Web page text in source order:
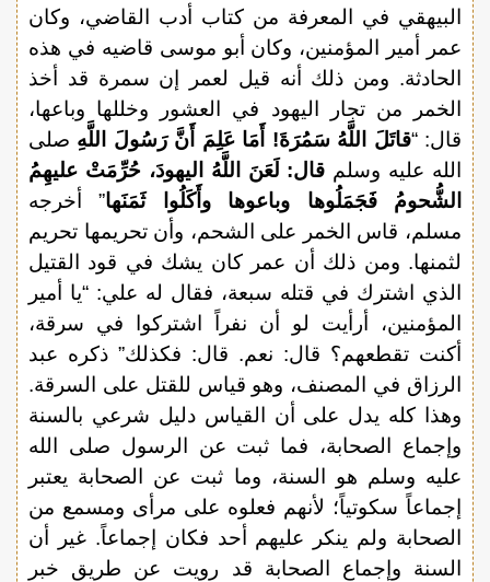
البيهقي في المعرفة من كتاب أدب القاضي، وكان
عمر أمير المؤمنين، وكان أبو موسى قاضيه في هذه
الحادثة. ومن ذلك أنه قيل لعمر إن سمرة قد أخذ
الخمر من تجار اليهود في العشور وخللها وباعها،
قال: “قاتَلَ اللَّهُ سَمُرَةَ! أَمَا عَلِمَ أَنَّ رَسُولَ اللَّهِ صلى
الله عليه وسلم قال: لَعَنَ اللَّهُ اليهودَ، حُرِّمَتْ عليهِمُ
الشُّحومُ فَجَمَلُوها وباعوها وأَكَلُوا ثَمَنَها” أخرجه
مسلم، قاس الخمر على الشحم، وأن تحريمها تحريم
لثمنها. ومن ذلك أن عمر كان يشك في قود القتيل
الذي اشترك في قتله سبعة، فقال له علي: “يا أمير
المؤمنين، أرأيت لو أن نفراً اشتركوا في سرقة،
أكنت تقطعهم؟ قال: نعم. قال: فكذلك” ذكره عبد
الرزاق في المصنف، وهو قياس للقتل على السرقة.
وهذا كله يدل على أن القياس دليل شرعي بالسنة
وإجماع الصحابة، فما ثبت عن الرسول صلى الله
عليه وسلم هو السنة، وما ثبت عن الصحابة يعتبر
إجماعاً سكوتياً؛ لأنهم فعلوه على مرأى ومسمع من
الصحابة ولم ينكر عليهم أحد فكان إجماعاً. غير أن
السنة وإجماع الصحابة قد رويت عن طريق خبر